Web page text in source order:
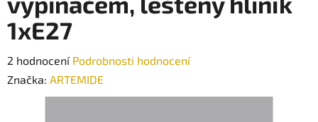
1xE27
Průměrné
hodnocení
produktu
2 hodnocení Podrobnosti hodnocení
Značka: ARTEMIDE